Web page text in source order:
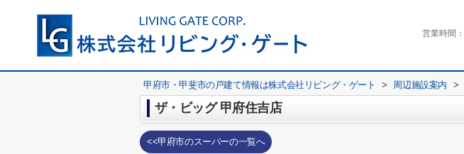
営業時間：
甲府市・甲斐市の戸建て情報は株式会社リビング・ゲート > 周辺施設案内 >
ザ・ビッグ 甲府住吉店
<<甲府市のスーパーの一覧へ